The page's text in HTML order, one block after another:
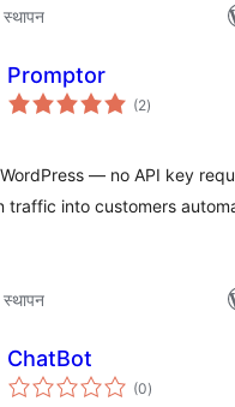
Promptor
(2कुल
दर)
— no API key
traffic into customers
ChatBot
(0कुल
दर)